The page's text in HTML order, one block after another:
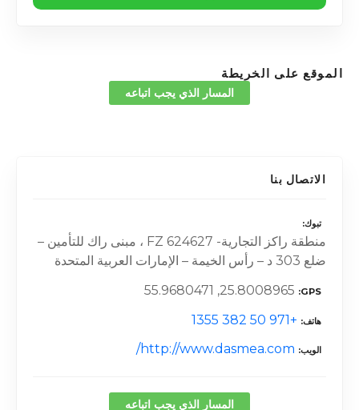
الموقع على الخريطة
المسار الذي يجب اتباعه
الاتصال بنا
تبوك
منطقة راكز التجارية- FZ 624627 ، مبنى راك للتأمين –
ضلع 303 د – رأس الخيمة – الإمارات العربية المتحدة
GPS
25.8008965, 55.9680471
هاتف +971 50 382 1355
الويب http://www.dasmea.com/
المسار الذي يجب اتباعه